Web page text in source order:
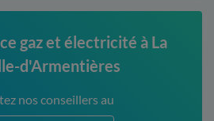
gaz et électricité à La
d'Armentières
nos conseillers au